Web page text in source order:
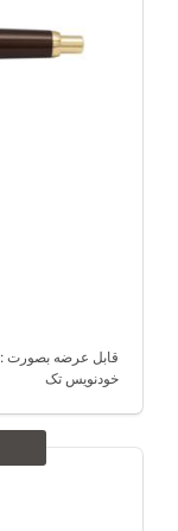
قابل عرضه بصورت :
خودنویس تک